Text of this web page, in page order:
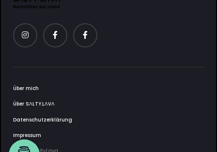
Über mich
Über SΛLTY.LΛVΛ
Datenschutzerklärung
Impressum